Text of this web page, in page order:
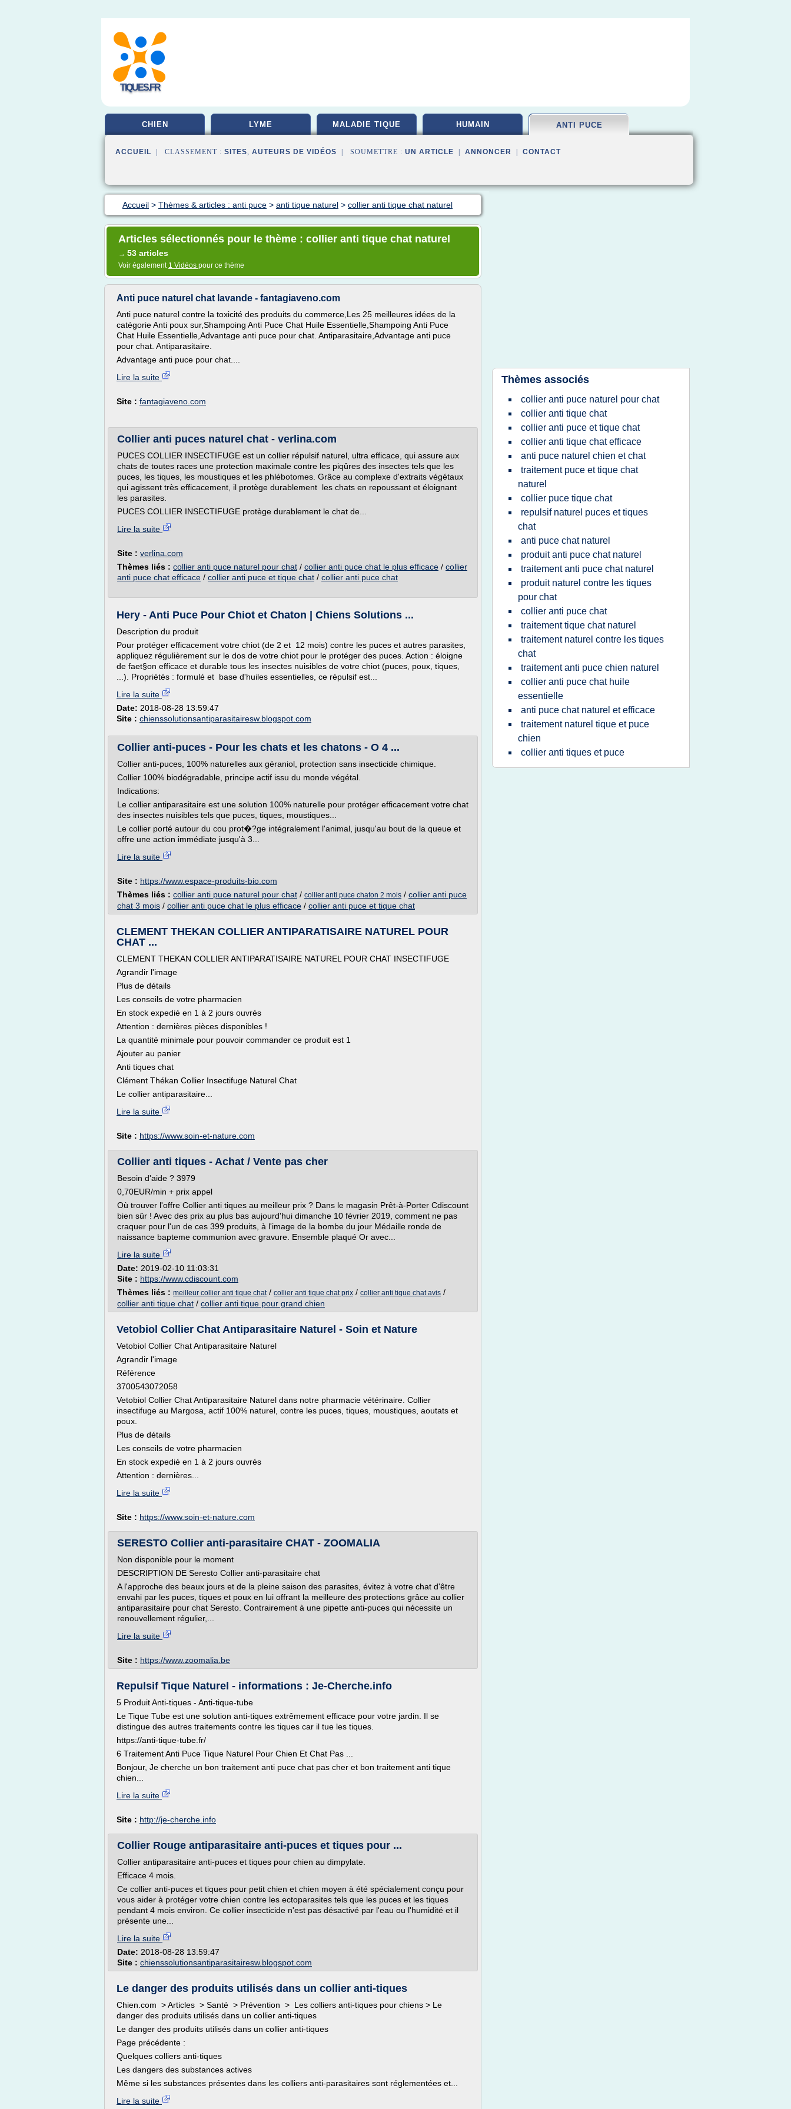
TIQUES.FR
CHIEN LYME MALADIE TIQUE HUMAIN ANTI PUCE
ACCUEIL | CLASSEMENT : SITES, AUTEURS DE VIDÉOS | SOUMETTRE : UN ARTICLE ANNONCER CONTACT
Accueil > Thèmes & articles : anti puce > anti tique naturel > collier anti tique chat naturel
Articles sélectionnés pour le thème : collier anti tique chat naturel
→ 53 articles
Voir également 1 Vidéos pour ce thème
Anti puce naturel chat lavande - fantagiaveno.com
Anti puce naturel contre la toxicité des produits du commerce,Les 25 meilleures idées de la
catégorie Anti poux sur,Shampoing Anti Puce Chat Huile Essentielle,Shampoing Anti Puce
Chat Huile Essentielle,Advantage anti puce pour chat. Antiparasitaire,Advantage anti puce
pour chat. Antiparasitaire.
Advantage anti puce pour chat....
Lire la suite
Site : fantagiaveno.com
Collier anti puces naturel chat - verlina.com
PUCES COLLIER INSECTIFUGE est un collier répulsif naturel, ultra efficace, qui assure aux
chats de toutes races une protection maximale contre les piqûres des insectes tels que les
puces, les tiques, les moustiques et les phlébotomes. Grâce au complexe d'extraits végétaux
qui agissent très efficacement, il protège durablement les chats en repoussant et éloignant
les parasites.
PUCES COLLIER INSECTIFUGE protège durablement le chat de...
Lire la suite
Site : verlina.com
Thèmes liés : collier anti puce naturel pour chat / collier anti puce chat le plus efficace / collier
anti puce chat efficace / collier anti puce et tique chat / collier anti puce chat
Hery - Anti Puce Pour Chiot et Chaton | Chiens Solutions ...
Description du produit
Pour protéger efficacement votre chiot (de 2 et 12 mois) contre les puces et autres parasites,
appliquez régulièrement sur le dos de votre chiot pour le protéger des puces. Action : éloigne
de faet§on efficace et durable tous les insectes nuisibles de votre chiot (puces, poux, tiques,
...). Propriétés : formulé et base d'huiles essentielles, ce répulsif est...
Lire la suite
Date: 2018-08-28 13:59:47
Site : chienssolutionsantiparasitairesw.blogspot.com
Collier anti-puces - Pour les chats et les chatons - O 4 ...
Collier anti-puces, 100% naturelles aux géraniol, protection sans insecticide chimique.
Collier 100% biodégradable, principe actif issu du monde végétal.
Indications:
Le collier antiparasitaire est une solution 100% naturelle pour protéger efficacement votre chat
des insectes nuisibles tels que puces, tiques, moustiques...
Le collier porté autour du cou prot�?ge intégralement l'animal, jusqu'au bout de la queue et
offre une action immédiate jusqu'à 3...
Lire la suite
Site : https://www.espace-produits-bio.com
Thèmes liés : collier anti puce naturel pour chat / collier anti puce chaton 2 mois / collier anti puce
chat 3 mois / collier anti puce chat le plus efficace / collier anti puce et tique chat
CLEMENT THEKAN COLLIER ANTIPARATISAIRE NATUREL POUR
CHAT ...
CLEMENT THEKAN COLLIER ANTIPARATISAIRE NATUREL POUR CHAT INSECTIFUGE
Agrandir l'image
Plus de détails
Les conseils de votre pharmacien
En stock expedié en 1 à 2 jours ouvrés
Attention : dernières pièces disponibles !
La quantité minimale pour pouvoir commander ce produit est 1
Ajouter au panier
Anti tiques chat
Clément Thékan Collier Insectifuge Naturel Chat
Le collier antiparasitaire...
Lire la suite
Site : https://www.soin-et-nature.com
Collier anti tiques - Achat / Vente pas cher
Besoin d'aide ? 3979
0,70EUR/min + prix appel
Où trouver l'offre Collier anti tiques au meilleur prix ? Dans le magasin Prêt-à-Porter Cdiscount
bien sûr ! Avec des prix au plus bas aujourd'hui dimanche 10 février 2019, comment ne pas
craquer pour l'un de ces 399 produits, à l'image de la bombe du jour Médaille ronde de
naissance bapteme communion avec gravure. Ensemble plaqué Or avec...
Lire la suite
Date: 2019-02-10 11:03:31
Site : https://www.cdiscount.com
Thèmes liés : meilleur collier anti tique chat/ collier anti tique chat prix / collier anti tique chat avis /
collier anti tique chat / collier anti tique pour grand chien
Vetobiol Collier Chat Antiparasitaire Naturel - Soin et Nature
Vetobiol Collier Chat Antiparasitaire Naturel
Agrandir l'image
Référence
3700543072058
Vetobiol Collier Chat Antiparasitaire Naturel dans notre pharmacie vétérinaire. Collier
insectifuge au Margosa, actif 100% naturel, contre les puces, tiques, moustiques, aoutats et
poux.
Plus de détails
Les conseils de votre pharmacien
En stock expedié en 1 à 2 jours ouvrés
Attention : dernières...
Lire la suite
Site : https://www.soin-et-nature.com
SERESTO Collier anti-parasitaire CHAT - ZOOMALIA
Non disponible pour le moment
DESCRIPTION DE Seresto Collier anti-parasitaire chat
A l'approche des beaux jours et de la pleine saison des parasites, évitez à votre chat d'être
envahi par les puces, tiques et poux en lui offrant la meilleure des protections grâce au collier
antiparasitaire pour chat Seresto. Contrairement à une pipette anti-puces qui nécessite un
renouvellement régulier,...
Lire la suite
Site : https://www.zoomalia.be
Repulsif Tique Naturel - informations : Je-Cherche.info
5 Produit Anti-tiques - Anti-tique-tube
Le Tique Tube est une solution anti-tiques extrêmement efficace pour votre jardin. Il se
distingue des autres traitements contre les tiques car il tue les tiques.
https://anti-tique-tube.fr/
6 Traitement Anti Puce Tique Naturel Pour Chien Et Chat Pas ...
Bonjour, Je cherche un bon traitement anti puce chat pas cher et bon traitement anti tique
chien...
Lire la suite
Site : http://je-cherche.info
Collier Rouge antiparasitaire anti-puces et tiques pour ...
Collier antiparasitaire anti-puces et tiques pour chien au dimpylate.
Efficace 4 mois.
Ce collier anti-puces et tiques pour petit chien et chien moyen à été spécialement conçu pour
vous aider à protéger votre chien contre les ectoparasites tels que les puces et les tiques
pendant 4 mois environ. Ce collier insecticide n'est pas désactivé par l'eau ou l'humidité et il
présente une...
Lire la suite
Date: 2018-08-28 13:59:47
Site : chienssolutionsantiparasitairesw.blogspot.com
Le danger des produits utilisés dans un collier anti-tiques
Chien.com > Articles > Santé > Prévention > Les colliers anti-tiques pour chiens > Le
danger des produits utilisés dans un collier anti-tiques
Le danger des produits utilisés dans un collier anti-tiques
Page précédente :
Quelques colliers anti-tiques
Les dangers des substances actives
Même si les substances présentes dans les colliers anti-parasitaires sont réglementées et...
Lire la suite
Thèmes associés
collier anti puce naturel pour chat
collier anti tique chat
collier anti puce et tique chat
collier anti tique chat efficace
anti puce naturel chien et chat
traitement puce et tique chat
naturel
collier puce tique chat
repulsif naturel puces et tiques
chat
anti puce chat naturel
produit anti puce chat naturel
traitement anti puce chat naturel
produit naturel contre les tiques
pour chat
collier anti puce chat
traitement tique chat naturel
traitement naturel contre les tiques
chat
traitement anti puce chien naturel
collier anti puce chat huile
essentielle
anti puce chat naturel et efficace
traitement naturel tique et puce
chien
collier anti tiques et puce